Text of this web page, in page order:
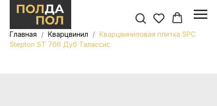
Главная Кварцвинил
Кварцвиниловая плитка SPC
Stepton ST 766 Дуб Талассис